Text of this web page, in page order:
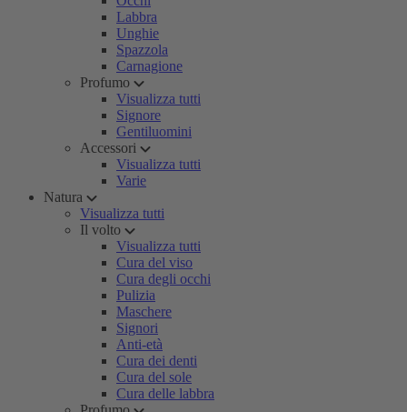
Labbra
Unghie
Spazzola
Carnagione
Profumo
Visualizza tutti
Signore
Gentiluomini
Accessori
Visualizza tutti
Varie
Natura
Visualizza tutti
Il volto
Visualizza tutti
Cura del viso
Cura degli occhi
Pulizia
Maschere
Signori
Anti-età
Cura dei denti
Cura del sole
Cura delle labbra